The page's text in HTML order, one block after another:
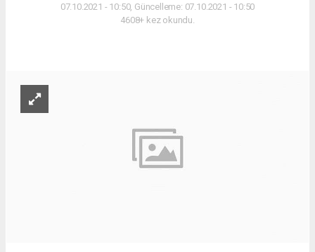
07.10.2021 - 10:50, Güncelleme: 07.10.2021 - 10:50
4608+ kez okundu.